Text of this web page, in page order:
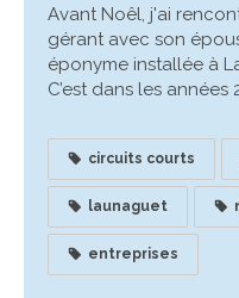
Avant Noêl, j'ai
gérant avec son
éponyme installée à
C’est dans les années
circuits courts
launaguet
entreprises